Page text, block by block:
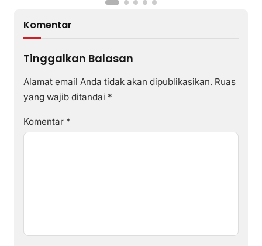
Komentar
Tinggalkan Balasan
Alamat email Anda tidak akan dipublikasikan. Ruas
yang wajib ditandai *
Komentar *